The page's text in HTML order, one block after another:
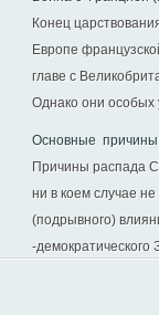
Конец
Европе
главе с
Однако они особых
Основные
Причины распада
ни в коем случае
(подрывного)
-